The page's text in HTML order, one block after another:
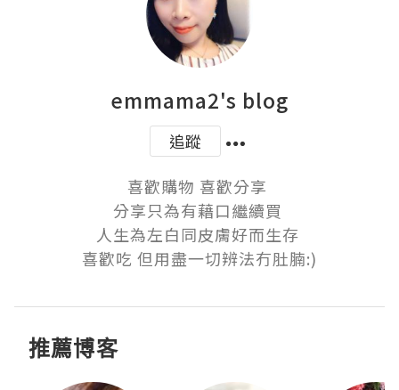
emmama2's blog
追蹤
喜歡購物 喜歡分享
分享只為有藉口繼續買
人生為左白同皮膚好而生存
喜歡吃 但用盡一切辨法冇肚腩:)
推薦博客